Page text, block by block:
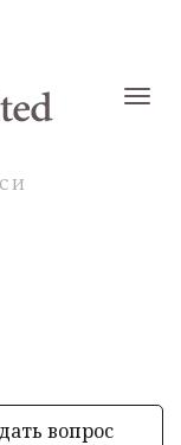
И
вопрос